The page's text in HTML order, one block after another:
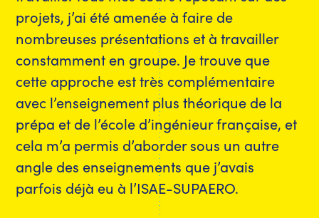
projets, j’ai été amenée à faire de
nombreuses présentations et à travailler
constamment en groupe. Je trouve que
cette approche est très complémentaire
avec l’enseignement plus théorique de la
prépa et de l’école d’ingénieur française, et
cela m’a permis d’aborder sous un autre
angle des enseignements que j’avais
parfois déjà eu à l’ISAE-SUPAERO.